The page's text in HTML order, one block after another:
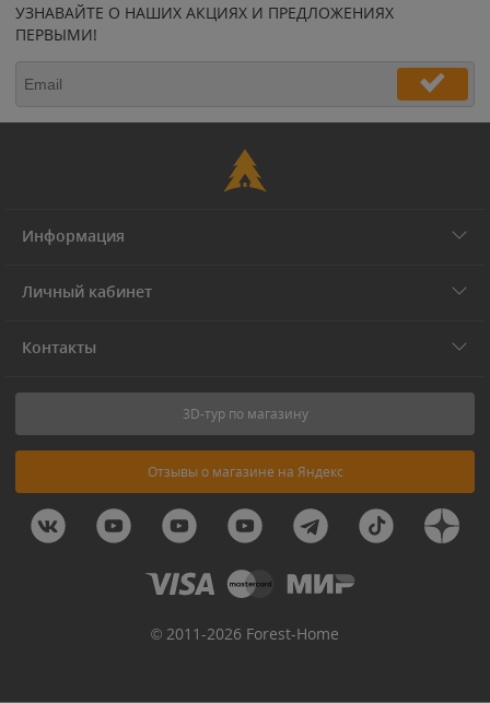
УЗНАВАЙТЕ О НАШИХ АКЦИЯХ И ПРЕДЛОЖЕНИЯХ
ПЕРВЫМИ!
Информация
Личный кабинет
Контакты
3D-тур по магазину
Отзывы о магазине на Яндекс
© 2011-2026 Forest-Home